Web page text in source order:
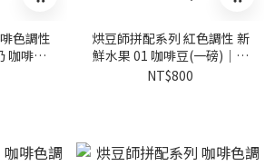
色調性
咖啡豆
烘豆師拼配系列 紅色調性 新
鮮水果 01 咖啡豆(一磅)｜黃
金烘焙
NT$800